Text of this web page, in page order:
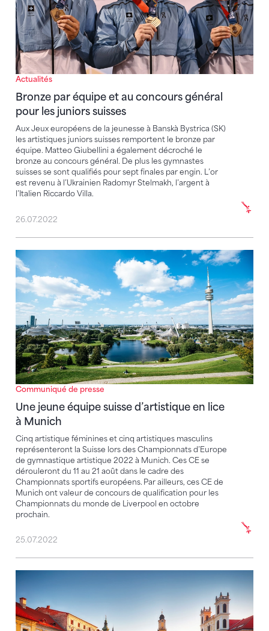
Actualités
Bronze par équipe et au concours général
pour les juniors suisses
Aux Jeux européens de la jeunesse à Banskà Bystrica (SK)
les artistiques juniors suisses remportent le bronze par
équipe. Matteo Giubellini a également décroché le
bronze au concours général. De plus les gymnastes
suisses se sont qualifiés pour sept finales par engin. L’or
est revenu à l’Ukrainien Radomyr Stelmakh, l’argent à
l’Italien Riccardo Villa.
26.07.2022
Communiqué de presse
Une jeune équipe suisse d’artistique en lice
à Munich
Cinq artistique féminines et cinq artistiques masculins
représenteront la Suisse lors des Championnats d’Europe
de gymnastique artistique 2022 à Munich. Ces CE se
dérouleront du 11 au 21 août dans le cadre des
Championnats sportifs européens. Par ailleurs, ces CE de
Munich ont valeur de concours de qualification pour les
Championnats du monde de Liverpool en octobre
prochain.
Une jeune équipe suisse d’artistique en lice à Munich
25.07.2022